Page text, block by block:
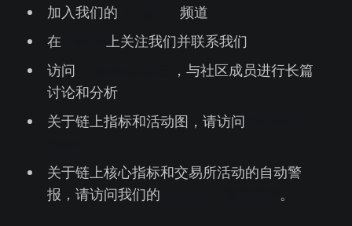
加入我们的
频道
在
上关注我们并联系我们
访问
，与社区成员进行长篇
讨论和分析
关于链上指标和活动图，请访问
关于链上核心指标和交易所活动的自动警
报，请访问我们的
。